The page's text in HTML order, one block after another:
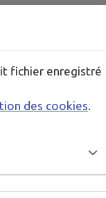
fichier enregistré
des cookies